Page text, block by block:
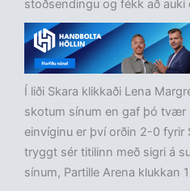
stoðsendingu og fékk að auki
Í liði Skara klikkaði Lena
skotum sínum en gaf þó tvær
einvíginu er því orðin 2-0 fyrir
tryggt sér titilinn með sigri á
sínum, Partille Arena klukkan